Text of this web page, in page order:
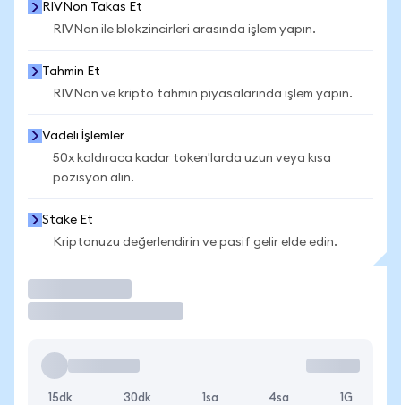
RIVNon Takas Et
RIVNon ile blokzincirleri arasında işlem yapın.
Tahmin Et
RIVNon ve kripto tahmin piyasalarında işlem yapın.
Vadeli İşlemler
50x kaldıraca kadar token'larda uzun veya kısa
pozisyon alın.
Stake Et
Kriptonuzu değerlendirin ve pasif gelir elde edin.
15dk 30dk 1sa 4sa 1G